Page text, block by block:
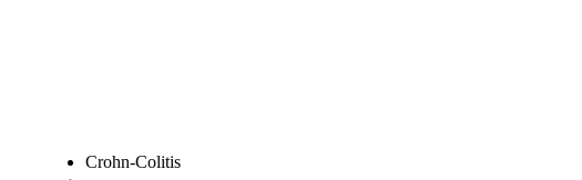
Crohn-Colitis